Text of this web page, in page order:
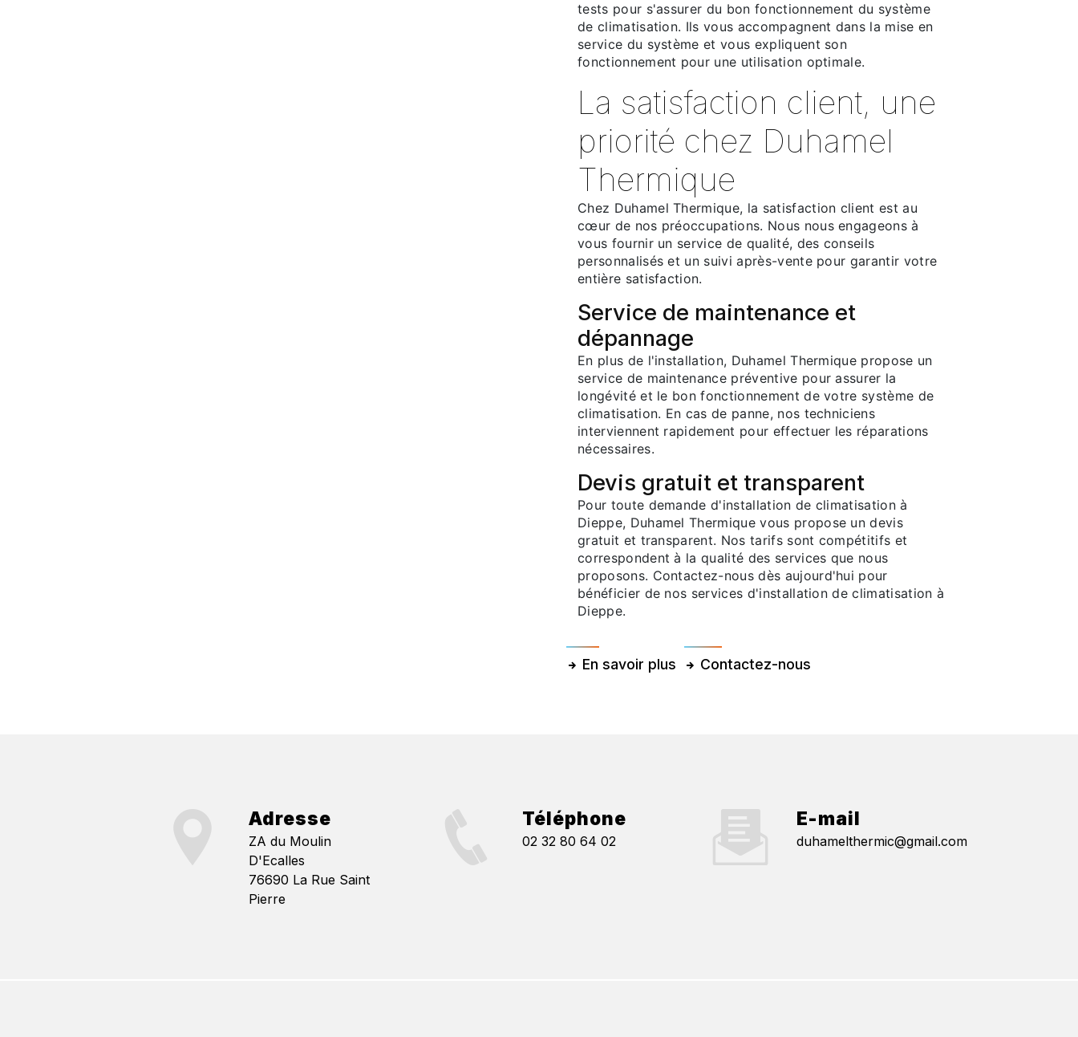
tests pour s'assurer du bon fonctionnement du système
de climatisation. Ils vous accompagnent dans la mise en
service du système et vous expliquent son
fonctionnement pour une utilisation optimale.
La satisfaction client, une
priorité chez Duhamel
Thermique
Chez Duhamel Thermique, la satisfaction client est au
cœur de nos préoccupations. Nous nous engageons à
vous fournir un service de qualité, des conseils
personnalisés et un suivi après-vente pour garantir votre
entière satisfaction.
Service de maintenance et
dépannage
En plus de l'installation, Duhamel Thermique propose un
service de maintenance préventive pour assurer la
longévité et le bon fonctionnement de votre système de
climatisation. En cas de panne, nos techniciens
interviennent rapidement pour effectuer les réparations
nécessaires.
Devis gratuit et transparent
Pour toute demande d'installation de climatisation à
Dieppe, Duhamel Thermique vous propose un devis
gratuit et transparent. Nos tarifs sont compétitifs et
correspondent à la qualité des services que nous
proposons. Contactez-nous dès aujourd'hui pour
bénéficier de nos services d'installation de climatisation à
Dieppe.
En savoir plus Contactez-nous
Adresse
ZA du Moulin
D'Ecalles
76690 La Rue Saint
Pierre
Téléphone
02 32 80 64 02
E-mail
duhamelthermic@gmail.com